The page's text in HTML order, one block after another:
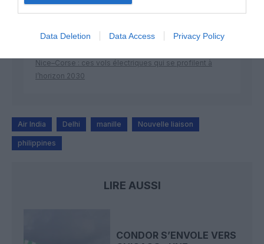
Data Deletion Data Access Privacy Policy
Airlines relie l’Écosse à l’Australie
Nice–Corse : ces vols électriques qui se profilent à
l’horizon 2030
Air India Delhi manille Nouvelle liaison
philippines
LIRE AUSSI
CONDOR S’ENVOLE VERS